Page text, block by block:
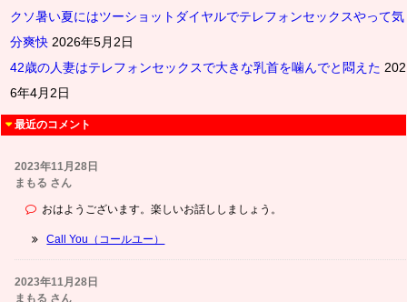
クソ暑い夏にはツーショットダイヤルでテレフォンセックスやって気
分爽快 2026年5月2日
42歳の人妻はテレフォンセックスで大きな乳首を噛んでと悶えた 202
6年4月2日
最近のコメント
2023年11月28日
まもる さん
おはようございます。楽しいお話ししましょう。
Call You（コールユー）
2023年11月28日
まもる さん